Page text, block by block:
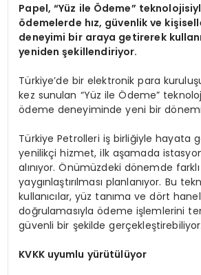
Papel, “Yüz ile Ödeme”
ödemelerde hız, güvenlik ve
deneyimi bir araya getirerek
yeniden şekillendiriyor.
Türkiye’de bir elektronik para
kez sunulan “Yüz ile Ödeme”
ödeme deneyiminde yeni bir
Türkiye Petrolleri iş birliğiyle hayata
yenilikçi hizmet, ilk aşamada
alınıyor. Önümüzdeki dönemde farklı
yaygınlaştırılması planlanıyor. Bu
kullanıcılar, yüz tanıma ve dört
doğrulamasıyla ödeme işlemlerini
güvenli bir şekilde gerçekleştirebiliyor.
KVKK uyumlu yürütülüyor